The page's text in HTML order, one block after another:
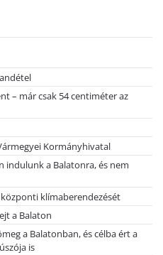
– már csak 54 centiméter az
Kormányhivatal
indulunk a Balatonra, és nem
klímaberendezését
a Balaton
a Balatonban, és célba ért a
is